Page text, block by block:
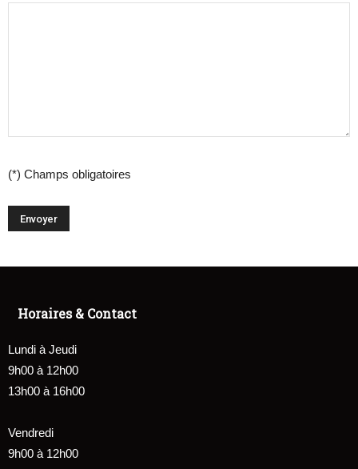
(*) Champs obligatoires
Horaires & Contact
Lundi à Jeudi
9h00 à 12h00
13h00 à 16h00
Vendredi
9h00 à 12h00